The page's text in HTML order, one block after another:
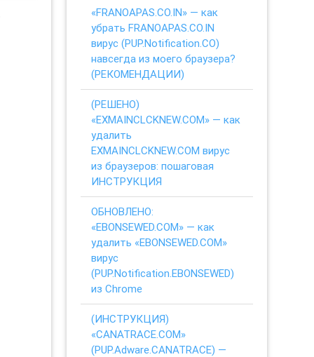
«FRANOAPAS.CO.IN» — как
убрать FRANOAPAS.CO.IN
вирус (PUP.Notification.CO)
навсегда из моего браузера?
(РЕКОМЕНДАЦИИ)
(РЕШЕНО)
«EXMAINCLCKNEW.COM» — как
удалить
EXMAINCLCKNEW.COM вирус
из браузеров: пошаговая
ИНСТРУКЦИЯ
ОБНОВЛЕНО:
«EBONSEWED.COM» — как
удалить «EBONSEWED.COM»
вирус
(PUP.Notification.EBONSEWED)
из Chrome
(ИНСТРУКЦИЯ)
«CANATRACE.COM»
(PUP.Adware.CANATRACE) —